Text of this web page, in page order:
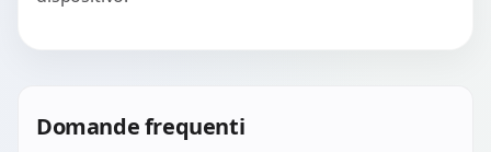
Domande frequenti